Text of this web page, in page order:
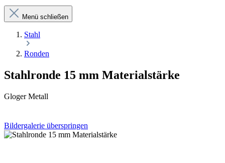
Menü schließen
Stahl
Ronden
Stahlronde 15 mm Materialstärke
Gloger Metall
Bildergalerie überspringen